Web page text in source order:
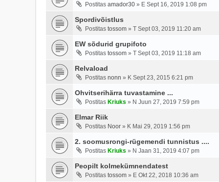
Postitas amador30 » E Sept 16, 2019 1:08 pm
Spordivõistlus
Postitas tossom » T Sept 03, 2019 11:20 am
EW sõdurid grupifoto
Postitas tossom » T Sept 03, 2019 11:18 am
Relvaload
Postitas nonn » K Sept 23, 2015 6:21 pm
Ohvitserihärra tuvastamine ...
Postitas Kriuks » N Juun 27, 2019 7:59 pm
Elmar Riik
Postitas Noor » K Mai 29, 2019 1:56 pm
2. soomusrongi-rügemendi tunnistus ....
Postitas Kriuks » N Jaan 31, 2019 4:07 pm
Peopilt kolmekümnendatest
Postitas tossom » E Okt 22, 2018 10:36 am